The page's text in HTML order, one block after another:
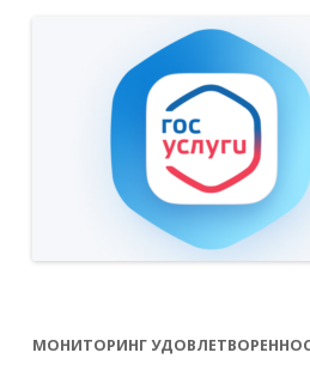
МОНИТОРИНГ